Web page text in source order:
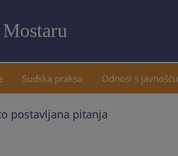
sadržaj
Sudska praksa Odnosi s javnošću
postavljana pitanja